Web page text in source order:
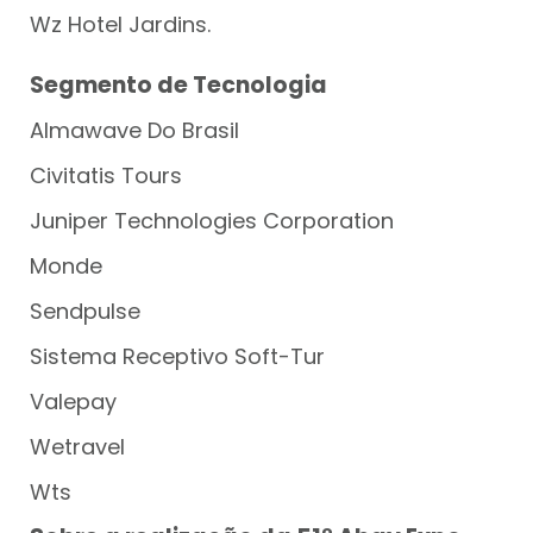
Wz Hotel Jardins.
Segmento de Tecnologia
Almawave Do Brasil
Civitatis Tours
Juniper Technologies Corporation
Monde
Sendpulse
Sistema Receptivo Soft-Tur
Valepay
Wetravel
Wts